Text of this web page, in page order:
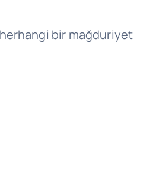
herhangi bir mağduriyet